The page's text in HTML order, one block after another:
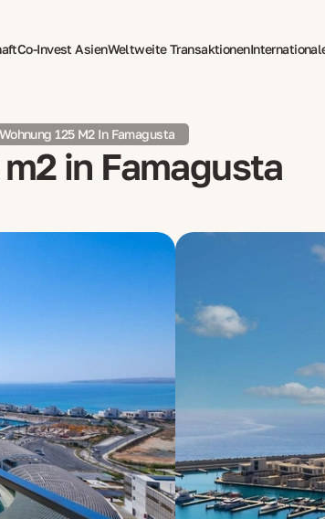
Co-Invest AsienWeltweite Transaktionen
125 M2 In Famagusta
in Famagusta